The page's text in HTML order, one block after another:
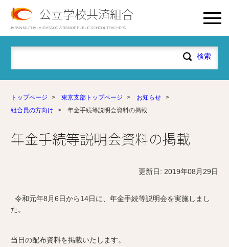
公立学校共済組合
JAPAN MUTUAL AID ASSOCIATION OF PUBLIC SCHOOL TEACHERS
トップページ > 東京支部トップページ > お知らせ
>
組合員の方向け
> 年金手続等説明会資料の掲載
年金手続等説明会資料の掲載
更新日: 2019年08月29日
令和元年8月6日から14日に、年金手続等説明会を実施しまし
た。
当日の配布資料を掲載いたします。